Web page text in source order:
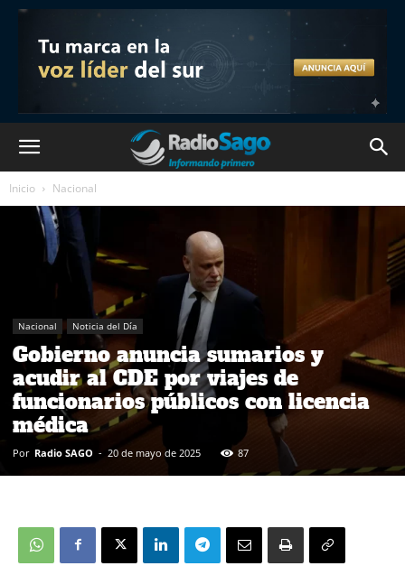
Inicio Nacional
Nacional Noticia del Día
Gobierno anuncia sumarios y
acudir al CDE por viajes de
funcionarios públicos con licencia
médica
Por Radio SAGO - 20 de mayo de 2025 87